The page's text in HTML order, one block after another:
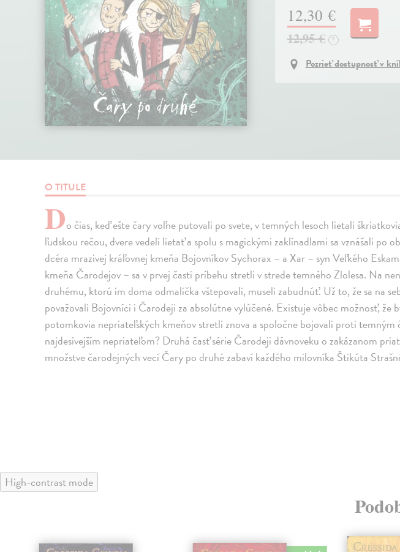
12,30 €
12,95 € ?
Pozrieť dostupnosť v
O TITULE
Do čias, keď ešte čary voľne putovali po svete, v temných lesoch lietali
ľudskou rečou, dvere vedeli lietať a spolu s magickými zaklínadlami sa vznášali po
dcéra mrazivej kráľovnej kmeňa Bojovníkov Sychorax – a Xar – syn Veľkého
kmeňa Čarodejov – sa v prvej časti príbehu stretli v strede temného Zlolesa. Na
druhému, ktorú im doma odmalička vštepovali, museli zabudnúť. Už to, že sa na
považovali Bojovníci i Čarodeji za absolútne vylúčené. Existuje vôbec možnosť, že
potomkovia nepriateľských kmeňov stretli znova a spoločne bojovali proti temným
najdesivejším nepriateľom? Druhá časť série Čarodeji dávnoveku o zakázanom
množstve čarodejných vecí Čary po druhé zabaví každého milovníka Štikúta
High-contrast mode